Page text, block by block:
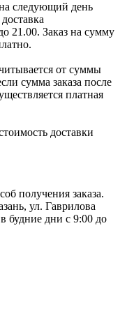
на следующий день
21.00. Заказ на сумму
от суммы
сумма заказа после
платная
доставки
получения заказа.
ул. Гаврилова
будние дни с 9:00 до